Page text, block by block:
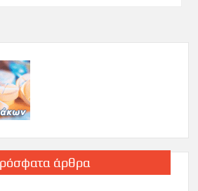
άρθρα